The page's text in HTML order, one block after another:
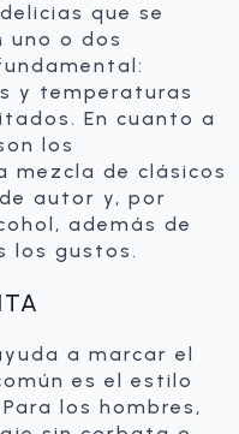
que se
uno o dos
y temperaturas
En cuanto a
los
mezcla de clásicos
autor y, por
además de
los gustos.
a marcar el
es el estilo
Para los hombres,